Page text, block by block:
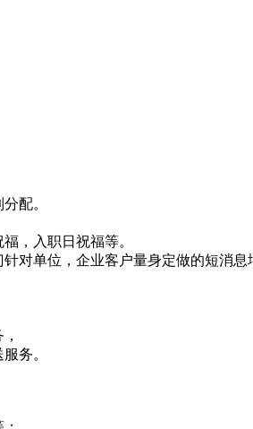
配。
，入职日祝福等。
对单位，企业客户量身定做的短消
务。